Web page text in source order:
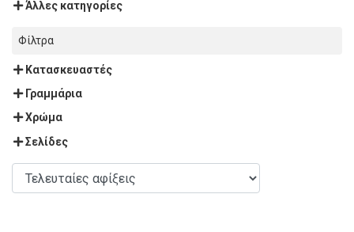
Άλλες κατηγορίες
Φίλτρα
Κατασκευαστές
Γραμμάρια
Χρώμα
Σελίδες